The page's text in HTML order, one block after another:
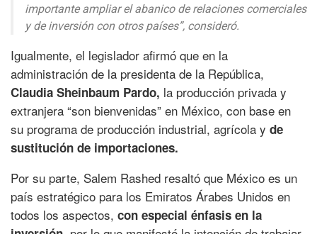
importante ampliar el abanico de relaciones comerciales
y de inversión con otros países”, consideró.
Igualmente, el legislador afirmó que en la
administración de la presidenta de la República,
Claudia Sheinbaum Pardo, la producción privada y
extranjera “son bienvenidas” en México, con base en
su programa de producción industrial, agrícola y de
sustitución de importaciones.
Por su parte, Salem Rashed resaltó que México es un
país estratégico para los Emiratos Árabes Unidos en
todos los aspectos, con especial énfasis en la